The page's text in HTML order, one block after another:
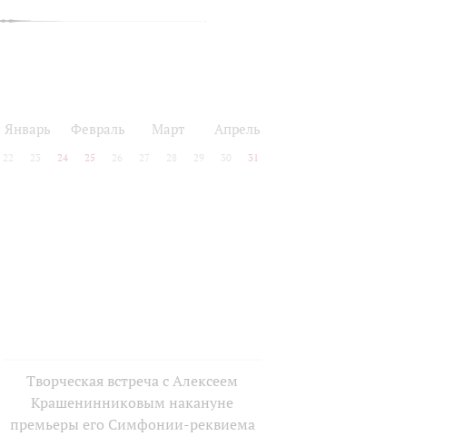
Январь Февраль Март Апрель
22 23 24 25 26 27 28 29 30 31
Творческая встреча с Алексеем
Крашенинниковым накануне
премьеры его Симфонии-реквиема